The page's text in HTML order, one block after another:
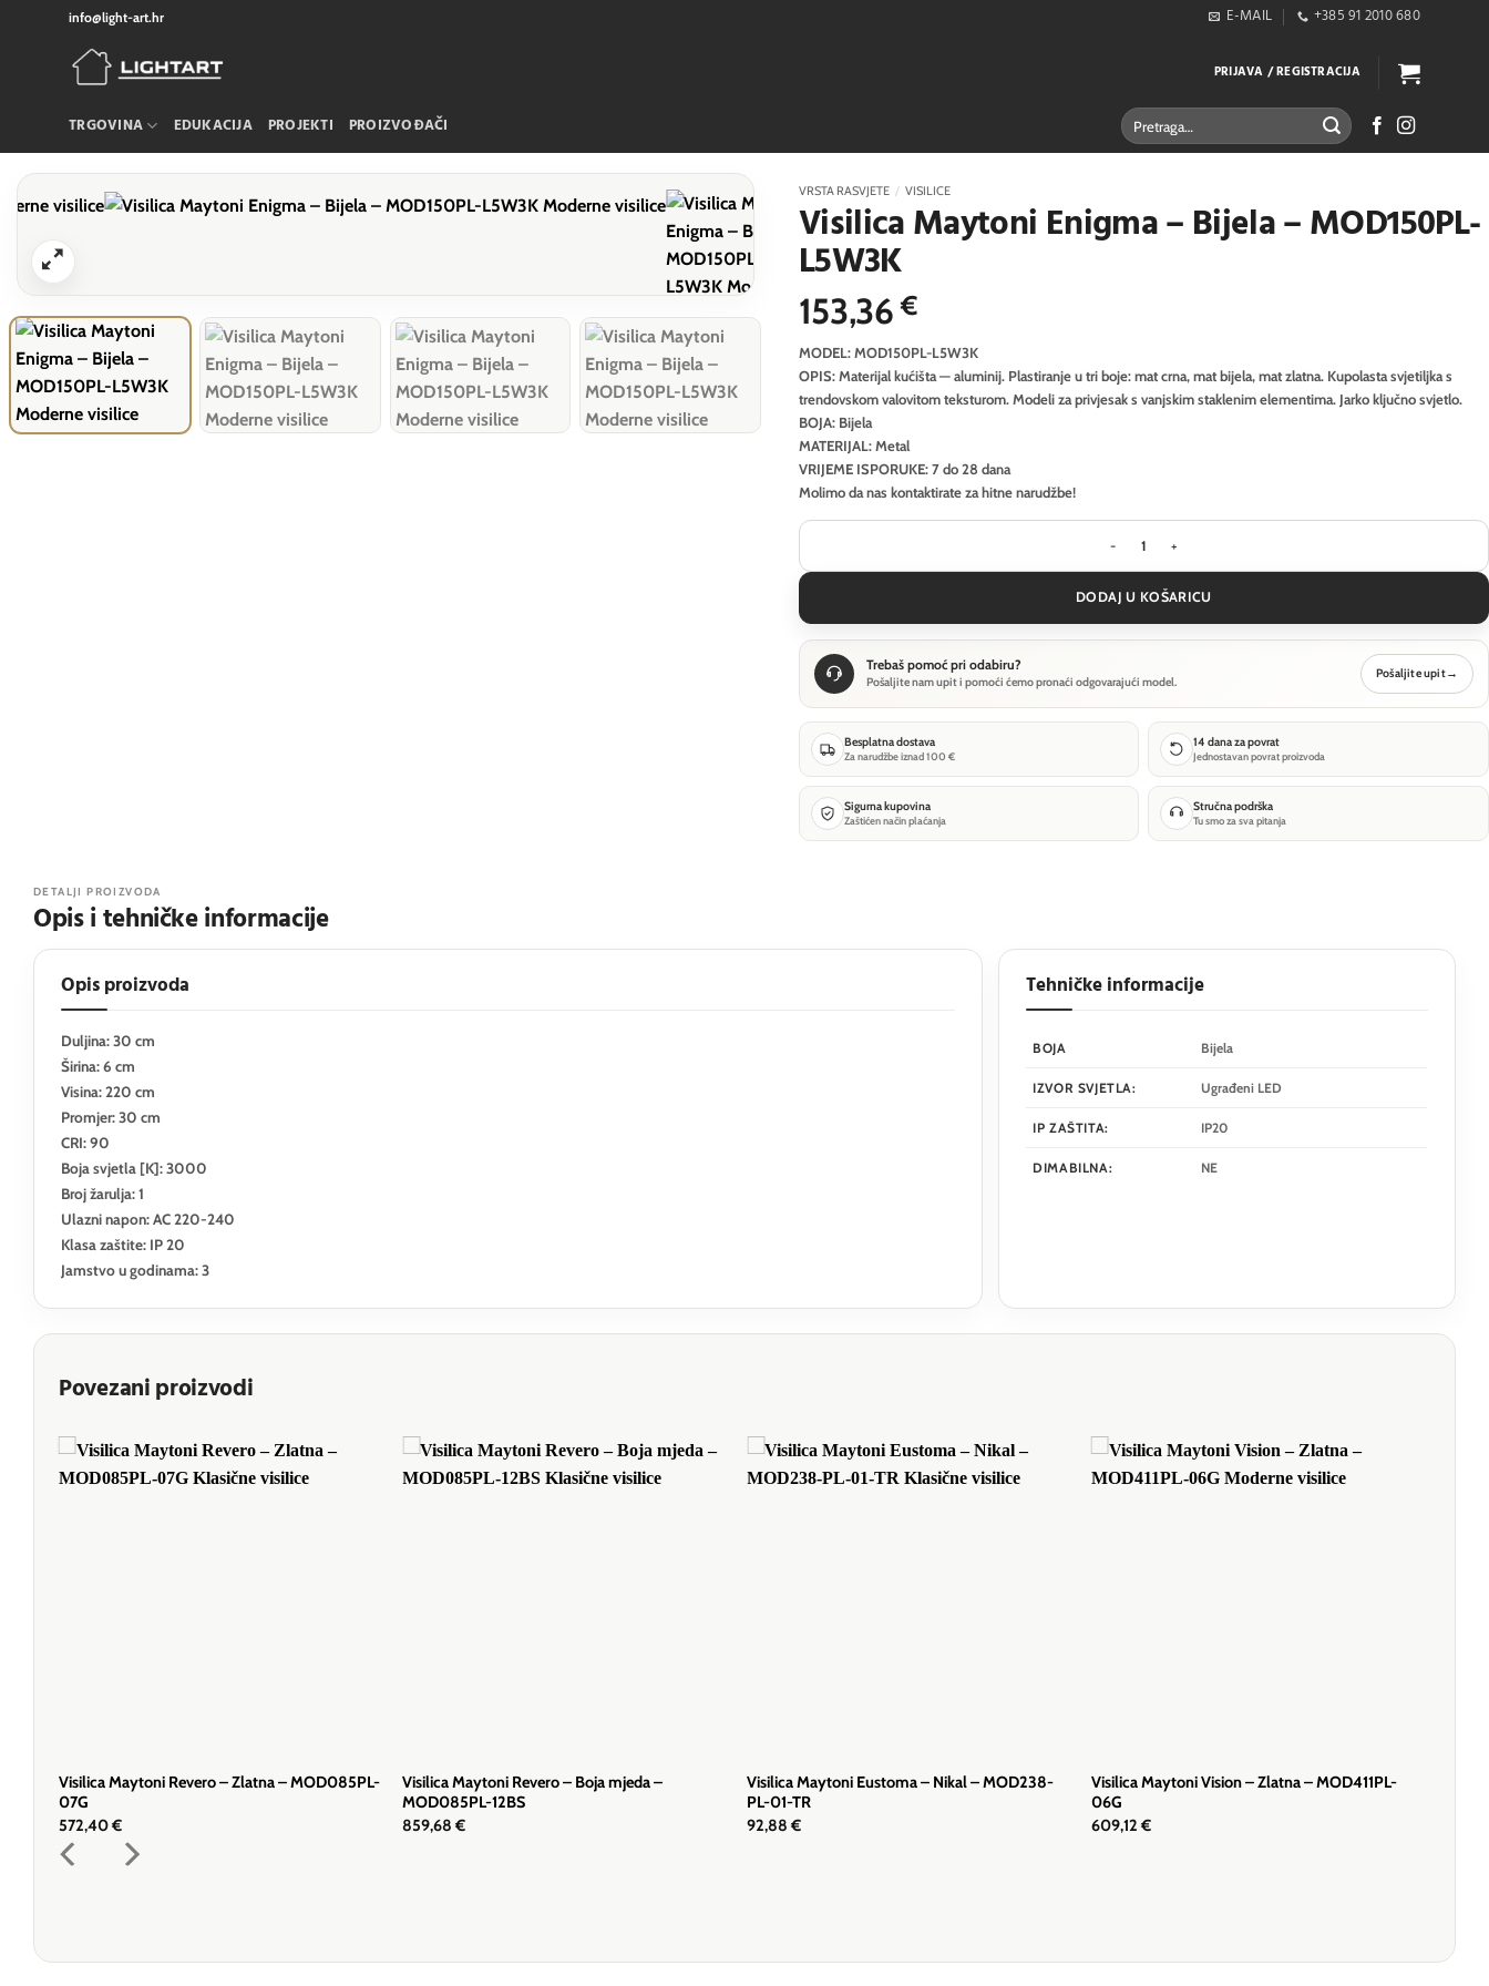
info@light-art.hr E-MAIL +385 91 2010 680
PRIJAVA / REGISTRACIJA
TRGOVINA EDUKACIJA PROJEKTI PROIZVOĐAČI Pretraži:
VRSTA RASVJETE / VISILICE
Visilica Maytoni Enigma – Bijela – MOD150PL-
L5W3K
153,36€
MODEL: MOD150PL-L5W3K
OPIS: Materijal kućišta — aluminij. Plastiranje u tri boje: mat crna, mat bijela, mat zlatna. Kupolasta svjetiljka s
trendovskom valovitom teksturom. Modeli za privjesak s vanjskim staklenim elementima. Jarko ključno svjetlo.
BOJA: Bijela
MATERIJAL: Metal
VRIJEME ISPORUKE: 7 do 28 dana
Molimo da nas kontaktirate za hitne narudžbe!
Visilica Maytoni Enigma - Bijela - MOD150PL-
DODAJ U KOŠARICU
Trebaš pomoć pri odabiru?
Pošaljite nam upit i pomoći ćemo pronaći odgovarajući model.
Pošaljite upit→
Besplatna dostava
Za narudžbe iznad 100 €
14 dana za povrat
Jednostavan povrat proizvoda
Sigurna kupovina
Zaštićen način plaćanja
Stručna podrška
Tu smo za sva pitanja
DETALJI PROIZVODA
Opis i tehničke informacije
Opis proizvoda
Duljina: 30 cm
Širina: 6 cm
Visina: 220 cm
Promjer: 30 cm
CRI: 90
Boja svjetla [K]: 3000
Broj žarulja: 1
Ulazni napon: AC 220-240
Klasa zaštite: IP 20
Jamstvo u godinama: 3
Tehničke informacije
BOJA Bijela
IZVOR SVJETLA: Ugrađeni LED
IP ZAŠTITA: IP20
DIMABILNA: NE
Povezani proizvodi
Visilica Maytoni Revero – Zlatna – MOD085PL-
07G
572,40€
Visilica Maytoni Revero – Boja mjeda –
MOD085PL-12BS
859,68€
Visilica Maytoni Eustoma – Nikal – MOD238-
PL-01-TR
92,88€
Visilica Maytoni Vision – Zlatna – MOD411PL-
06G
609,12 €